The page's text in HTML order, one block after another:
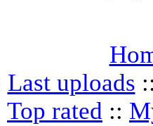
Last uploads
Top rated ::